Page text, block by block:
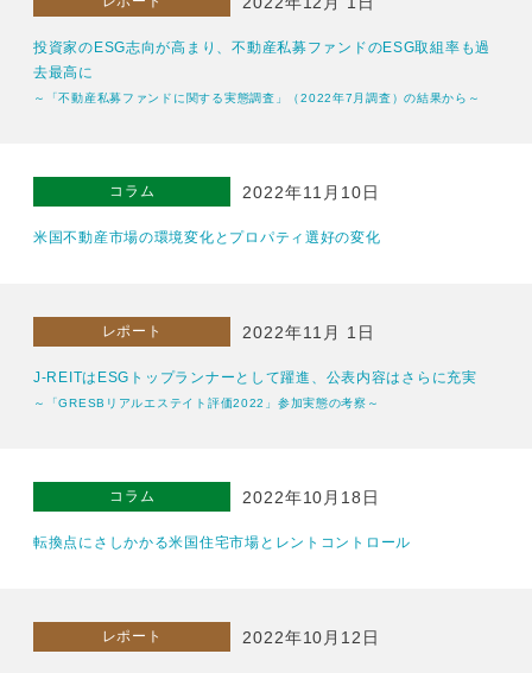
投資家のESG志向が高まり、不動産私募ファンドのESG取組率も過
去最高に
～「不動産私募ファンドに関する実態調査」（2022年7月調査）の結果から～
コラム 2022年11月10日
米国不動産市場の環境変化とプロパティ選好の変化
レポート 2022年11月 1日
J-REITはESGトップランナーとして躍進、公表内容はさらに充実
～「GRESBリアルエステイト評価2022」参加実態の考察～
コラム 2022年10月18日
転換点にさしかかる米国住宅市場とレントコントロール
レポート 2022年10月12日